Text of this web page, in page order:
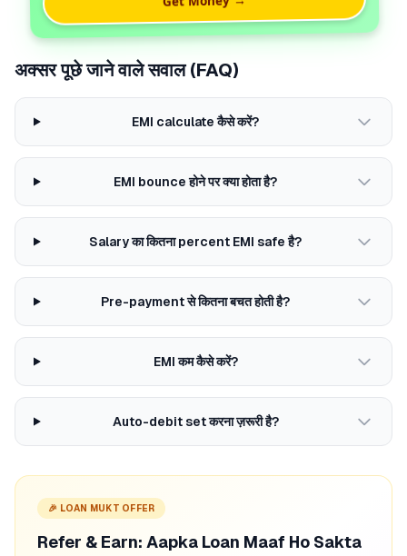
अक्सर पूछे जाने वाले सवाल (FAQ)
EMI calculate कैसे करें?
EMI bounce होने पर क्या होता है?
Salary का कितना percent EMI safe है?
Pre-payment से कितना बचत होती है?
EMI कम कैसे करें?
Auto-debit set करना ज़रूरी है?
🎉 LOAN MUKT OFFER
Refer & Earn: Aapka Loan Maaf Ho Sakta